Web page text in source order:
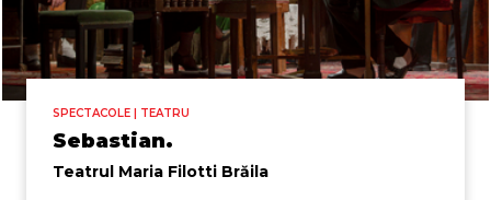
SPECTACOLE | TEATRU
Sebastian.
Teatrul Maria Filotti Brăila